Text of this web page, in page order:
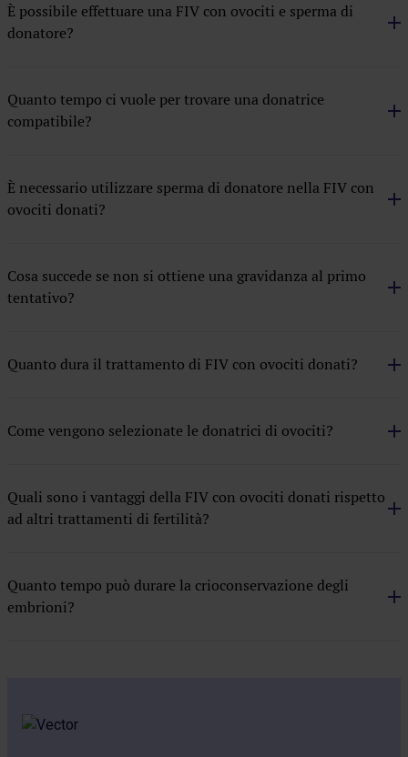
Inseminazione artificiale con seme del partner
Preservazione della fertilità
Ricezione di embrione donato
È possibile effettuare una FIV con ovociti e sperma di
donatore?
Quanto tempo ci vuole per trovare una donatrice
compatibile?
È necessario utilizzare sperma di donatore nella FIV con
ovociti donati?
Cosa succede se non si ottiene una gravidanza al primo
tentativo?
Quanto dura il trattamento di FIV con ovociti donati?
Come vengono selezionate le donatrici di ovociti?
Quali sono i vantaggi della FIV con ovociti donati rispetto
ad altri trattamenti di fertilità?
Quanto tempo può durare la crioconservazione degli
embrioni?